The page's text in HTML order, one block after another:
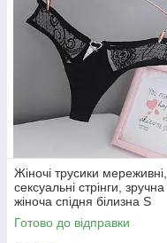
Жіночі трусики мереживні,
сексуальні стрінги, зручна
жіноча спідня білизна S
Готово до відправки